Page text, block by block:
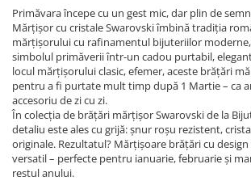
BRĂȚĂRI CU PIETRE SEMIPREȚIOASE
Brățări din Aur cu pietre
semiprețioase
Brățări din Argint cu pietre
semiprețioase
Brățări elastice cu pietre
semiprețioase
BRĂȚĂRI DE PICIOR
Brățări de picior din Aur
Primăvara începe cu un gest mic, dar plin de
Mărțișor cu cristale Swarovski îmbină tradiția
mărțișorului cu rafinamentul bijuteriilor
simbolul primăverii într-un cadou purtabil,
locul mărțișorului clasic, efemer, aceste brățări
pentru a fi purtate mult timp după 1 Martie – ca
accesoriu de zi cu zi.
În colecția de brățări mărțișor Swarovski de la
detaliu este ales cu grijă: șnur roșu rezistent,
originale. Rezultatul? Mărțișoare brățări cu
versatil – perfecte pentru ianuarie, februarie și
restul anului.